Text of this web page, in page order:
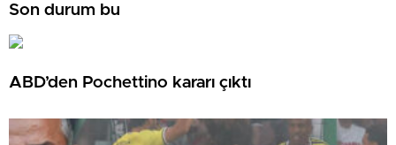
Son durum bu
ABD’den Pochettino kararı çıktı